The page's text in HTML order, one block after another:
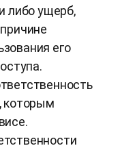
либо ущерб,
его
которым